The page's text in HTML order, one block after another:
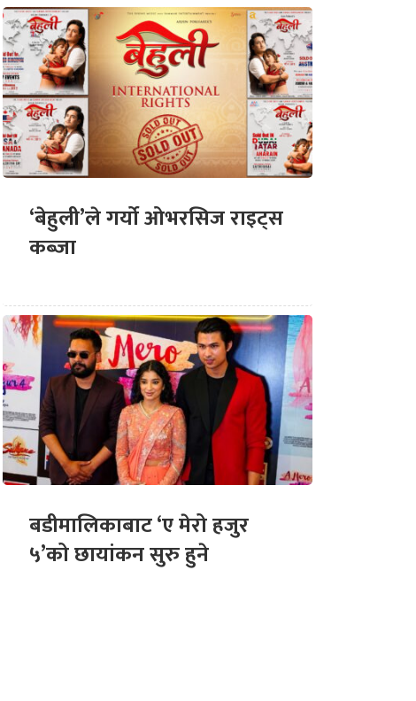
‘बेहुली’ले गर्यो ओभरसिज राइट्स
कब्जा
बडीमालिकाबाट ‘ए मेरो हजुर
५’को छायांकन सुरु हुने